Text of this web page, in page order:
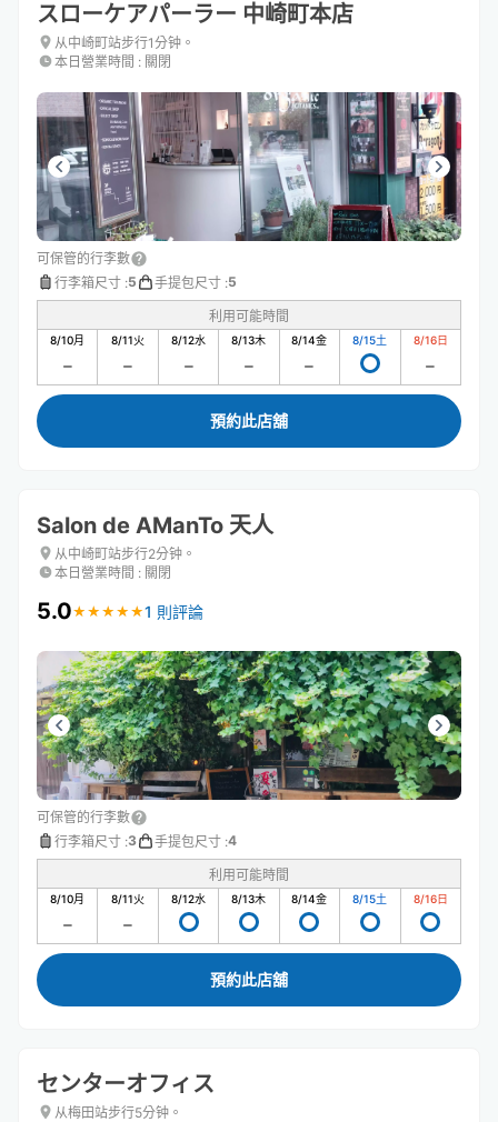
スローケアパーラー 中崎町本店
从中崎町站步行1分钟。
本日營業時間 : 關閉
可保管的行李數
行李箱尺寸 :5 手提包尺寸 :5
利用可能時間
8/10月 8/11火 8/12水 8/13木 8/14金 8/15土 8/16日
預約此店舖
Salon de AManTo 天人
从中崎町站步行2分钟。
本日營業時間 : 關閉
5.0★ ★ ★ ★ ★
★ ★ ★ ★ ★1 則評論
可保管的行李數
行李箱尺寸 :3 手提包尺寸 :4
利用可能時間
8/10月 8/11火 8/12水 8/13木 8/14金 8/15土 8/16日
預約此店舖
センターオフィス
从梅田站步行5分钟。